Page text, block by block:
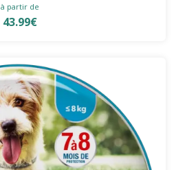
à partir de
43.99€